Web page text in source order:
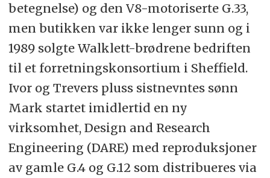
betegnelse) og den V8-motoriserte G.33,
men butikken var ikke lenger sunn og i
1989 solgte Walklett-brødrene bedriften
til et forretningskonsortium i Sheffield.
Ivor og Trevers pluss sistnevntes sønn
Mark startet imidlertid en ny
virksomhet, Design and Research
Engineering (DARE) med reproduksjoner
av gamle G.4 og G.12 som distribueres via